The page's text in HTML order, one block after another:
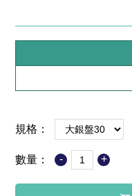
規格：
數量： - +